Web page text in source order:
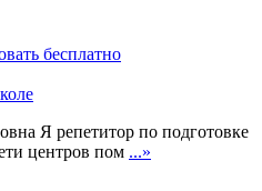
бесплатно
Я репетитор по подготовке
центров пом ...»